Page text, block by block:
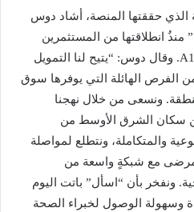
الذي حققتها المنصة، أشاد دوس
منذُ انطلاقتها من المستثمرين
الاستراتيجيين، لا سيما شركة A15. وقال دوس: “يتيح لنا التمويل
الفرص الهائلة التي يوفرها سوق
ونسعى من خلال نهجنا
سكان الشرق الأوسط من
والمتكاملة، ونتطلع لمواصلة
مع شبكةٍ واسعة من
ونفخر بأن “اسأل” باتت اليوم
وسهولة الوصول لخبراء الصحة